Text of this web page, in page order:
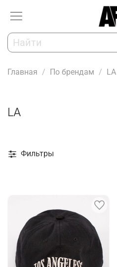
Главная По брендам LA
LA
Фильтры